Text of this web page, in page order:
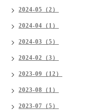
2024-05（2）
2024-04（1）
2024-03（5）
2024-02（3）
2023-09（12）
2023-08（1）
2023-07（5）